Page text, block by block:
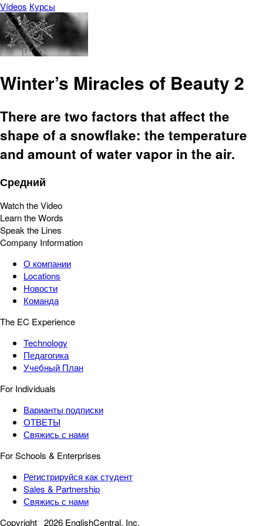
Vídeos Курсы
Winter’s Miracles of Beauty 2
There are two factors that affect the
shape of a snowflake: the temperature
and amount of water vapor in the air.
Средний
Watch the Video
Learn the Words
Speak the Lines
Company Information
О компании
Locations
Новости
Команда
The EC Experience
Technology
Педагогика
Учебный План
For Individuals
Варианты подписки
ОТВЕТЫ
Свяжись с нами
For Schools & Enterprises
Регистрируйся как студент
Sales & Partnership
Свяжись с нами
Copyright 2026 EnglishCentral, Inc.